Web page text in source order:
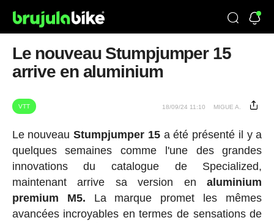
Le nouveau Stumpjumper 15
arrive en aluminium
VTT 18/09/24 11:10 MIGUE A.
Le nouveauStumpjumper 15a été présenté il y a
quelques semaines comme l'une des grandes
innovations du catalogue de Specialized,
maintenant arrive sa version enaluminium
premium M5. La marque promet les mêmes
avancées incroyables en termes de sensations de